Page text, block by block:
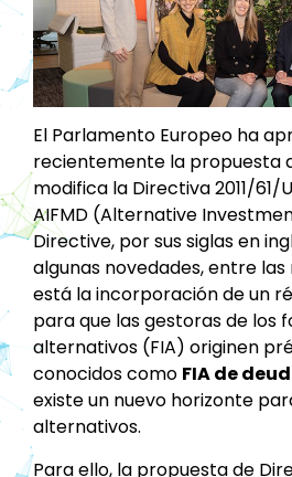
El Parlamento Europeo ha
recientemente la propuesta
modifica la Directiva 2011/61/
AIFMD (Alternative
Directive, por sus siglas en
algunas novedades, entre
está la incorporación de un
para que las gestoras de los
alternativos (FIA) originen
conocidos como FIA de
existe un nuevo horizonte
alternativos.
Para ello, la propuesta de